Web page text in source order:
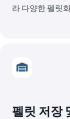
라 다양한 펠릿
펠릿 저장